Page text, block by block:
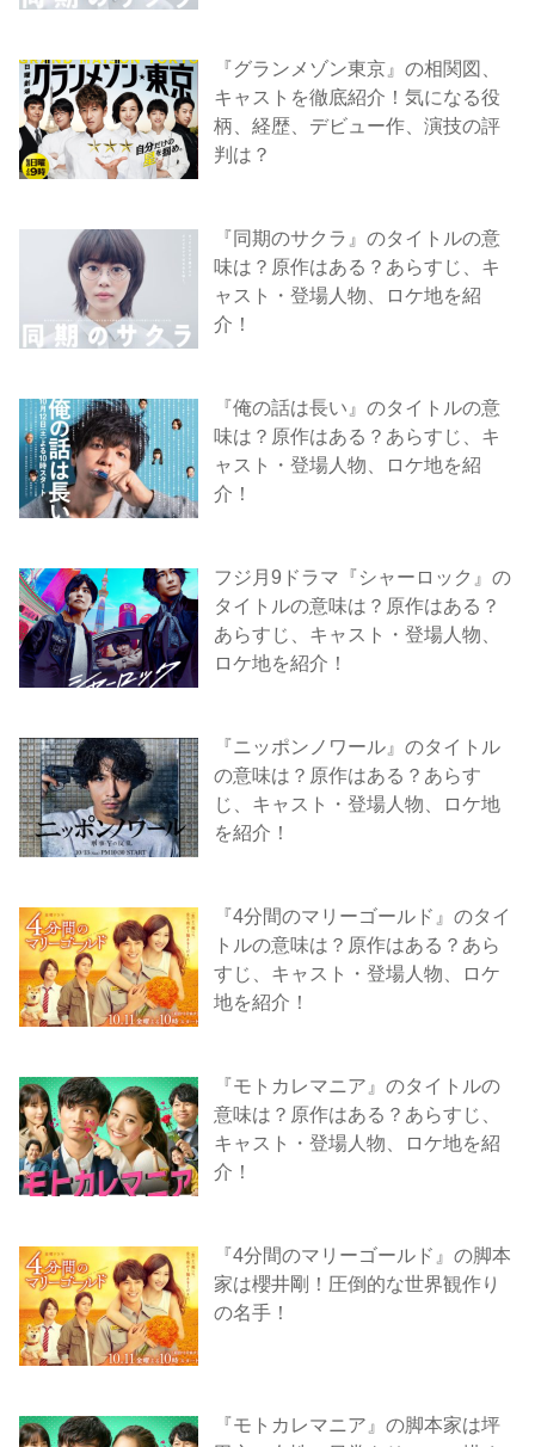
『グランメゾン東京』の相関図、
キャストを徹底紹介！気になる役
柄、経歴、デビュー作、演技の評
判は？
『同期のサクラ』のタイトルの意
味は？原作はある？あらすじ、キ
ャスト・登場人物、ロケ地を紹
介！
『俺の話は長い』のタイトルの意
味は？原作はある？あらすじ、キ
ャスト・登場人物、ロケ地を紹
介！
フジ月9ドラマ『シャーロック』の
タイトルの意味は？原作はある？
あらすじ、キャスト・登場人物、
ロケ地を紹介！
『ニッポンノワール』のタイトル
の意味は？原作はある？あらす
じ、キャスト・登場人物、ロケ地
を紹介！
『4分間のマリーゴールド』のタイ
トルの意味は？原作はある？あら
すじ、キャスト・登場人物、ロケ
地を紹介！
『モトカレマニア』のタイトルの
意味は？原作はある？あらすじ、
キャスト・登場人物、ロケ地を紹
介！
『4分間のマリーゴールド』の脚本
家は櫻井剛！圧倒的な世界観作り
の名手！
『モトカレマニア』の脚本家は坪